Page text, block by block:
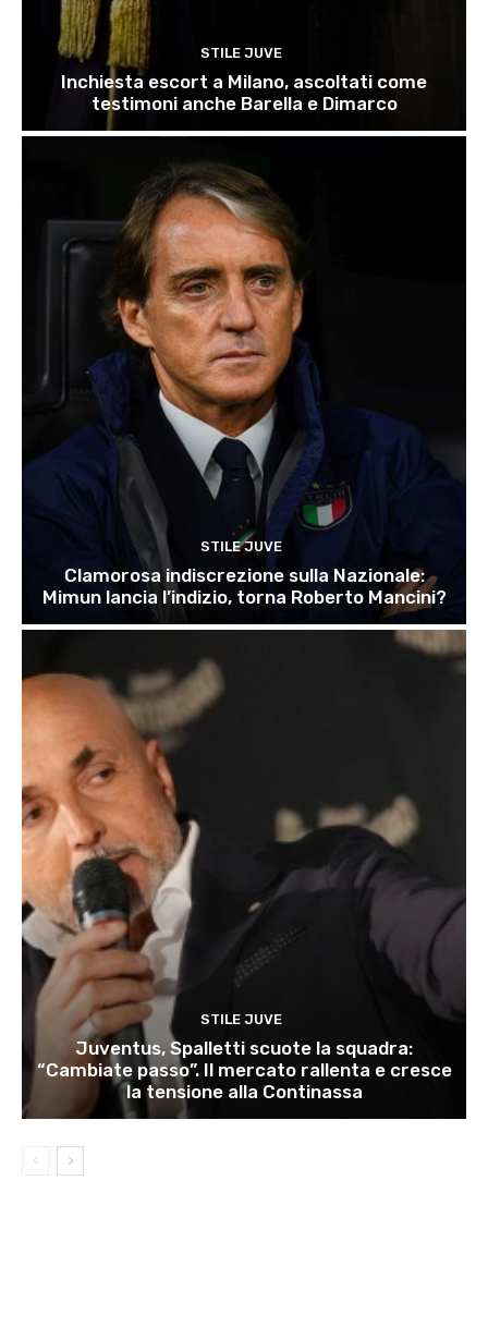
STILE JUVE
Inchiesta escort a Milano, ascoltati come
testimoni anche Barella e Dimarco
STILE JUVE
Clamorosa indiscrezione sulla Nazionale:
Mimun lancia l’indizio, torna Roberto Mancini?
STILE JUVE
Juventus, Spalletti scuote la squadra:
“Cambiate passo”. Il mercato rallenta e cresce
la tensione alla Continassa